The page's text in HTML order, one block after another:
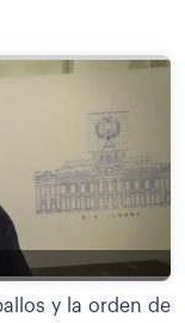
y la orden de